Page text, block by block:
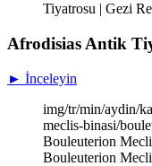
Tiyatrosu | Gezi
Afrodisias Antik
► İnceleyin
img/tr/min/aydin/
meclis-binasi/
Bouleuterion
Bouleuterion